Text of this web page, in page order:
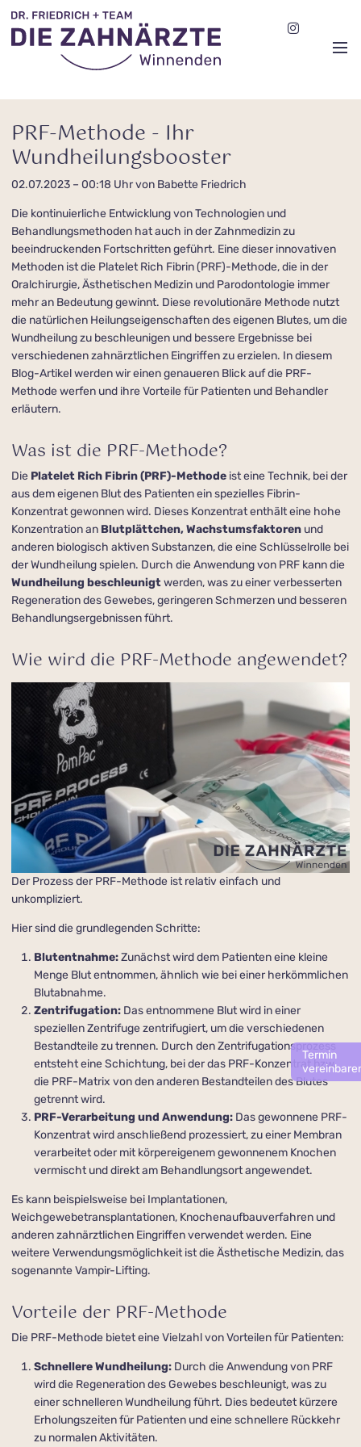
Termin
PRF-Methode - Ihr
Wundheilungsbooster
02.07.2023 – 00:18 Uhrvon Babette Friedrich
Die kontinuierliche Entwicklung von Technologien und
Behandlungs­methoden hat auch in der Zahnmedizin zu
beeindruckenden Fortschritten geführt. Eine dieser innovativen
Methoden ist die Platelet Rich Fibrin (PRF)-Methode, die in der
Oralchirurgie, Ästhetischen Medizin und Parodontologie immer
mehr an Bedeutung gewinnt. Diese revolutionäre Methode nutzt
die natürlichen Heilungseigenschaften des eigenen Blutes, um die
Wundheilung zu beschleunigen und bessere Ergebnisse bei
verschiedenen zahnärztlichen Eingriffen zu erzielen. In diesem
Blog-Artikel werden wir einen genaueren Blick auf die PRF-
Methode werfen und ihre Vorteile für Patienten und Behandler
erläutern.
Was ist die PRF-Methode?
Die Platelet Rich Fibrin (PRF)-Methode ist eine Technik, bei der
aus dem eigenen Blut des Patienten ein spezielles Fibrin-
Konzentrat gewonnen wird. Dieses Konzentrat enthält eine hohe
Konzentration an Blutplättchen, Wachstumsfaktoren und
anderen biologisch aktiven Substanzen, die eine Schlüsselrolle bei
der Wundheilung spielen. Durch die Anwendung von PRF kann die
Wundheilung beschleunigtwerden, was zu einer verbesserten
Regeneration des Gewebes, geringeren Schmerzen und besseren
Behandlungsergebnissen führt.
Wie wird die PRF-Methode angewendet?
Der Prozess der PRF-Methode ist relativ einfach und
unkompliziert.
Hier sind die grundlegenden Schritte:
Blutentnahme:Zunächst wird dem Patienten eine kleine
Menge Blut entnommen, ähnlich wie bei einer herkömmlichen
Blutabnahme.
Zentrifugation: Das entnommene Blut wird in einer
speziellen Zentrifuge zentrifugiert, um die verschiedenen
Bestandteile zu trennen. Durch den Zentrifugations­prozess
entsteht eine Schichtung, bei der das PRF-Konzentrat bzw.
die PRF-Matrix von den anderen Bestandteilen des Blutes
getrennt wird.
PRF-Verarbeitung und Anwendung: Das gewonnene PRF-
Konzentrat wird anschließend prozessiert, zu einer Membran
verarbeitet oder mit körpereigenem gewonnenem Knochen
vermischt und direkt am Behandlungsort angewendet.
Es kann beispielsweise bei Implantationen,
Weichgewebetransplantationen, Knochenaufbau­verfahren und
anderen zahnärztlichen Eingriffen verwendet werden. Eine
weitere Verwendungsmöglichkeit ist die Ästhetische Medizin, das
sogenannte Vampir-Lifting.
Vorteile der PRF-Methode
Die PRF-Methode bietet eine Vielzahl von Vorteilen für Patienten:
Schnellere Wundheilung: Durch die Anwendung von PRF
wird die Regeneration des Gewebes beschleunigt, was zu
einer schnelleren Wundheilung führt. Dies bedeutet kürzere
Erholungszeiten für Patienten und eine schnellere Rückkehr
zu normalen Aktivitäten.